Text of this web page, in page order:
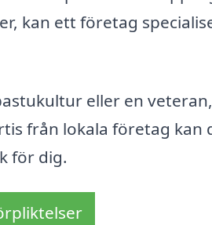
kan ett företag
eller en
från lokala företag kan
för dig.